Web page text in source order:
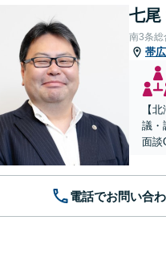
七尾
南3条総
帯
【
議・
面談
電話でお問い合